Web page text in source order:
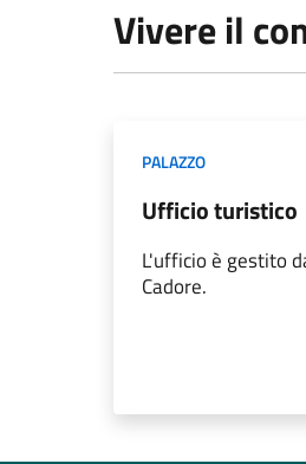
Vivere il
PALAZZO
Ufficio turistico
L'ufficio è gestito
Cadore.